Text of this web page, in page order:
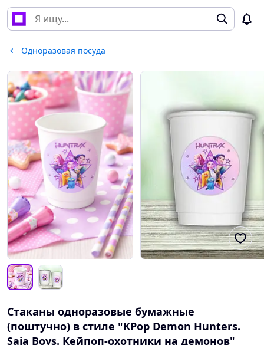
Одноразовая посуда
Стаканы одноразовые бумажные
(поштучно) в стиле "KPop Demon Hunters.
Saja Boys. Кейпоп-охотники на демонов"